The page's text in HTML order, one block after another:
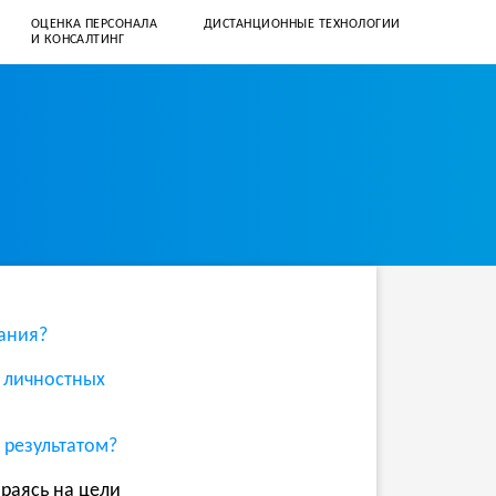
ОЦЕНКА ПЕРСОНАЛА
И КОНСАЛТИНГ
ДИСТАНЦИОННЫЕ ТЕХНОЛОГИИ
+7 (812) 331–57–41
на цели